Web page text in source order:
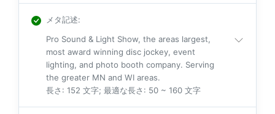
メタ記述:
Pro Sound & Light Show, the areas largest,
most award winning disc jockey, event
lighting, and photo booth company. Serving
the greater MN and WI areas.
長さ: 152 文字; 最適な長さ: 50 ~ 160 文字